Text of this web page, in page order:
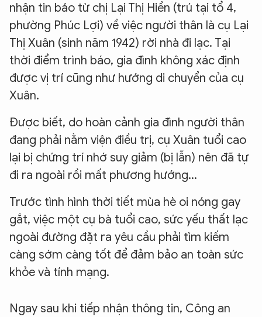
nhận tin báo từ chị Lại Thị Hiền (trú tại tổ 4,
phường Phúc Lợi) về việc người thân là cụ Lại
Thị Xuân (sinh năm 1942) rời nhà đi lạc. Tại
thời điểm trình báo, gia đình không xác định
được vị trí cũng như hướng di chuyển của cụ
Xuân.
Được biết, do hoàn cảnh gia đình người thân
đang phải nằm viện điều trị, cụ Xuân tuổi cao
lại bị chứng trí nhớ suy giảm (bị lẫn) nên đã tự
đi ra ngoài rồi mất phương hướng...
Trước tình hình thời tiết mùa hè oi nóng gay
gắt, việc một cụ bà tuổi cao, sức yếu thất lạc
ngoài đường đặt ra yêu cầu phải tìm kiếm
càng sớm càng tốt để đảm bảo an toàn sức
khỏe và tính mạng.
Ngay sau khi tiếp nhận thông tin, Công an